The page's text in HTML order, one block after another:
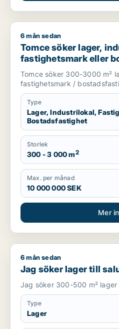
Tomce söker lager,
6 mån sedan
Tomce söker lager,
fastighetsmark eller
salu i Staffanstorp,
m.fl.
Tomce söker 300-3000 m²
fastighetsmark /
Type
Lager, Industrilokal,
Bostadsfastighet
Storlek
300 - 3 000 m2
Max. per månad
10 000 000 SEK
Mer
Jag söker lager till salu i
6 mån sedan
Jag söker lager till
Jag söker 300-500 m² lager
Type
Lager